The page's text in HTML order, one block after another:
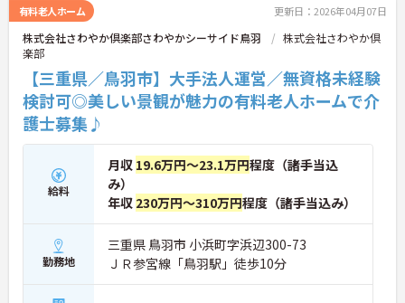
有料老人ホーム 更新日：2026年04月07日
株式会社さわやか倶楽部さわやかシーサイド鳥羽
株式会社さわやか倶
楽部
【三重県／鳥羽市】大手法人運営／無資格未経験
検討可◎美しい景観が魅力の有料老人ホームで介
護士募集♪
給料
月収 19.6万円～23.1万円程度（諸手当込
み）
年収 230万円～310万円程度（諸手当込み）
勤務地
三重県 鳥羽市 小浜町字浜辺300-73
ＪＲ参宮線「鳥羽駅」徒歩10分